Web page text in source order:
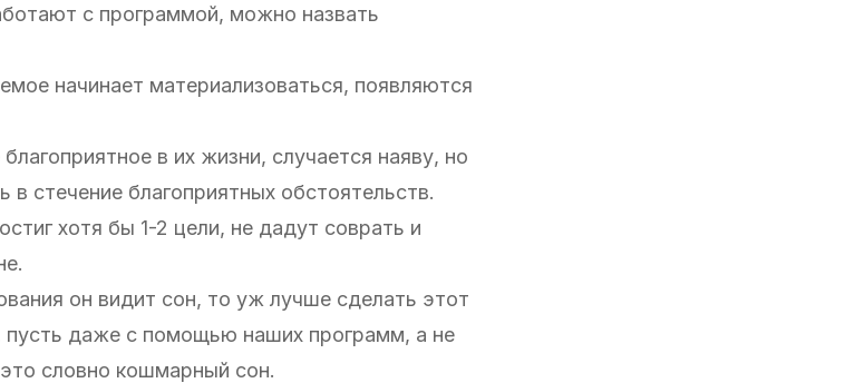
с программой, можно назвать
начинает материализоваться, появляются
в их жизни, случается наяву, но
стечение благоприятных обстоятельств.
хотя бы 1-2 цели, не дадут соврать и
он видит сон, то уж лучше сделать этот
даже с помощью наших программ, а не
словно кошмарный сон.